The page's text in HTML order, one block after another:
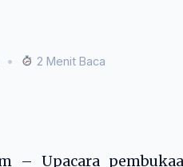
• 2 Menit Baca
– Upacara